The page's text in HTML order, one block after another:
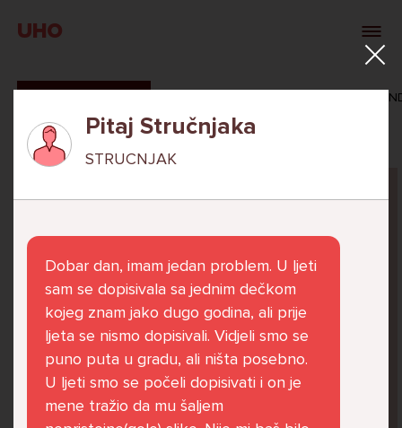
UHO
VERONIKA
Već 6 godina u školi nekoliko cura iz mog
razreda me izbacuju iz zajedničkih aktivnosti
te me iskorištavaju. Dečki iz mojeg razreda mi
govore da sam glupača te me preko discorda
Pitaj Stručnjaka
STRUCNJAK
Dobar dan, imam jedan problem. U ljeti
sam se dopisivala sa jednim dečkom
kojeg znam jako dugo godina, ali prije
ljeta se nismo dopisivali. Vidjeli smo se
puno puta u gradu, ali ništa posebno.
U ljeti smo se počeli dopisivati i on je
mene tražio da mu šaljem